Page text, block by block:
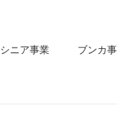
シニア事業 ブンカ